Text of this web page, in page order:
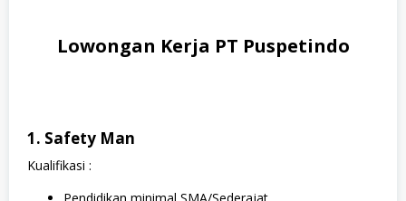
Lowongan Kerja PT Puspetindo
1. Safety Man
Kualifikasi :
Pendidikan minimal SMA/Sederajat